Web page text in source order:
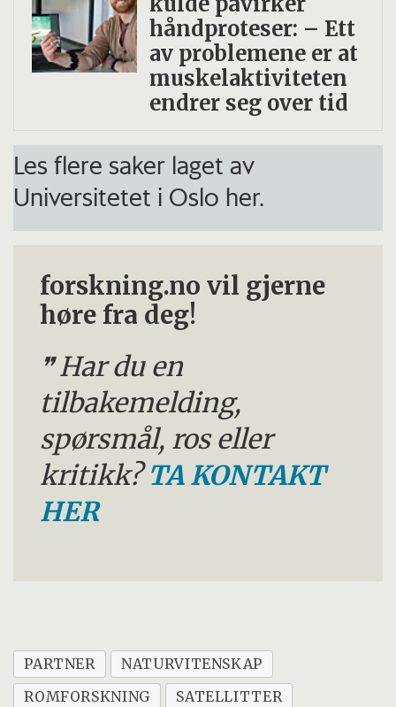
håndproteser: – Ett
av problemene er at
muskelaktiviteten
endrer seg over tid
Les flere saker laget av
Universitetet i Oslo her.
forskning.no vil gjerne
høre fra deg!
Har du en
tilbakemelding,
spørsmål, ros eller
kritikk?TA KONTAKT
HER
PARTNER
NATURVITENSKAP
ROMFORSKNING
SATELLITTER